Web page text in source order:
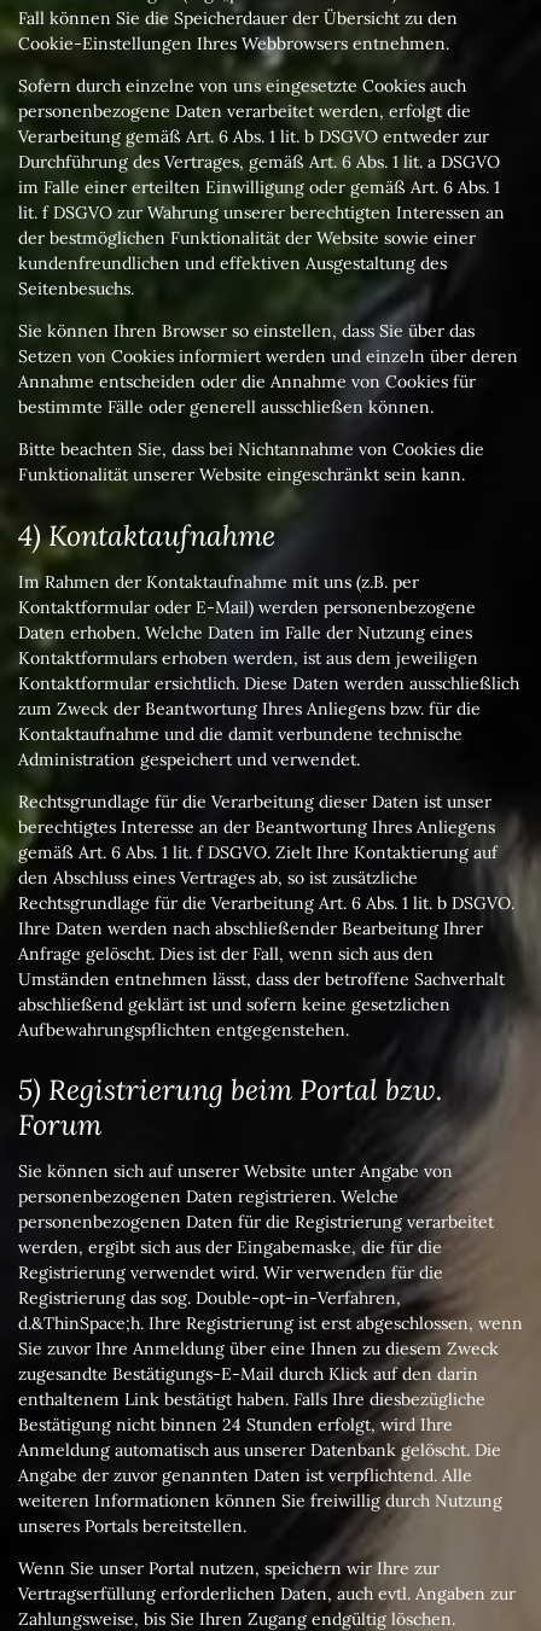
Fall können Sie die Speicherdauer der Übersicht zu den
Cookie-Einstellungen Ihres Webbrowsers entnehmen.
Sofern durch einzelne von uns eingesetzte Cookies auch
personenbezogene Daten verarbeitet werden, erfolgt die
Verarbeitung gemäß Art. 6 Abs. 1 lit. b DSGVO entweder zur
Durchführung des Vertrages, gemäß Art. 6 Abs. 1 lit. a DSGVO
im Falle einer erteilten Einwilligung oder gemäß Art. 6 Abs. 1
lit. f DSGVO zur Wahrung unserer berechtigten Interessen an
der bestmöglichen Funktionalität der Website sowie einer
kundenfreundlichen und effektiven Ausgestaltung des
Seitenbesuchs.
Sie können Ihren Browser so einstellen, dass Sie über das
Setzen von Cookies informiert werden und einzeln über deren
Annahme entscheiden oder die Annahme von Cookies für
bestimmte Fälle oder generell ausschließen können.
Bitte beachten Sie, dass bei Nichtannahme von Cookies die
Funktionalität unserer Website eingeschränkt sein kann.
4) Kontaktaufnahme
Im Rahmen der Kontaktaufnahme mit uns (z.B. per
Kontaktformular oder E-Mail) werden personenbezogene
Daten erhoben. Welche Daten im Falle der Nutzung eines
Kontaktformulars erhoben werden, ist aus dem jeweiligen
Kontaktformular ersichtlich. Diese Daten werden ausschließlich
zum Zweck der Beantwortung Ihres Anliegens bzw. für die
Kontaktaufnahme und die damit verbundene technische
Administration gespeichert und verwendet.
Rechtsgrundlage für die Verarbeitung dieser Daten ist unser
berechtigtes Interesse an der Beantwortung Ihres Anliegens
gemäß Art. 6 Abs. 1 lit. f DSGVO. Zielt Ihre Kontaktierung auf
den Abschluss eines Vertrages ab, so ist zusätzliche
Rechtsgrundlage für die Verarbeitung Art. 6 Abs. 1 lit. b DSGVO.
Ihre Daten werden nach abschließender Bearbeitung Ihrer
Anfrage gelöscht. Dies ist der Fall, wenn sich aus den
Umständen entnehmen lässt, dass der betroffene Sachverhalt
abschließend geklärt ist und sofern keine gesetzlichen
Aufbewahrungspflichten entgegenstehen.
5) Registrierung beim Portal bzw.
Forum
Sie können sich auf unserer Website unter Angabe von
personenbezogenen Daten registrieren. Welche
personenbezogenen Daten für die Registrierung verarbeitet
werden, ergibt sich aus der Eingabemaske, die für die
Registrierung verwendet wird. Wir verwenden für die
Registrierung das sog. Double-opt-in-Verfahren,
d.&ThinSpace;h. Ihre Registrierung ist erst abgeschlossen, wenn
Sie zuvor Ihre Anmeldung über eine Ihnen zu diesem Zweck
zugesandte Bestätigungs-E-Mail durch Klick auf den darin
enthaltenem Link bestätigt haben. Falls Ihre diesbezügliche
Bestätigung nicht binnen 24 Stunden erfolgt, wird Ihre
Anmeldung automatisch aus unserer Datenbank gelöscht. Die
Angabe der zuvor genannten Daten ist verpflichtend. Alle
weiteren Informationen können Sie freiwillig durch Nutzung
unseres Portals bereitstellen.
Wenn Sie unser Portal nutzen, speichern wir Ihre zur
Vertragserfüllung erforderlichen Daten, auch evtl. Angaben zur
Zahlungsweise, bis Sie Ihren Zugang endgültig löschen.